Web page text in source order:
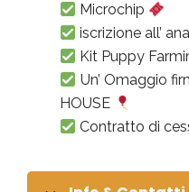
Microchip
iscrizione all’
Kit Puppy
Un’ Omaggio
HOUSE
Contratto di